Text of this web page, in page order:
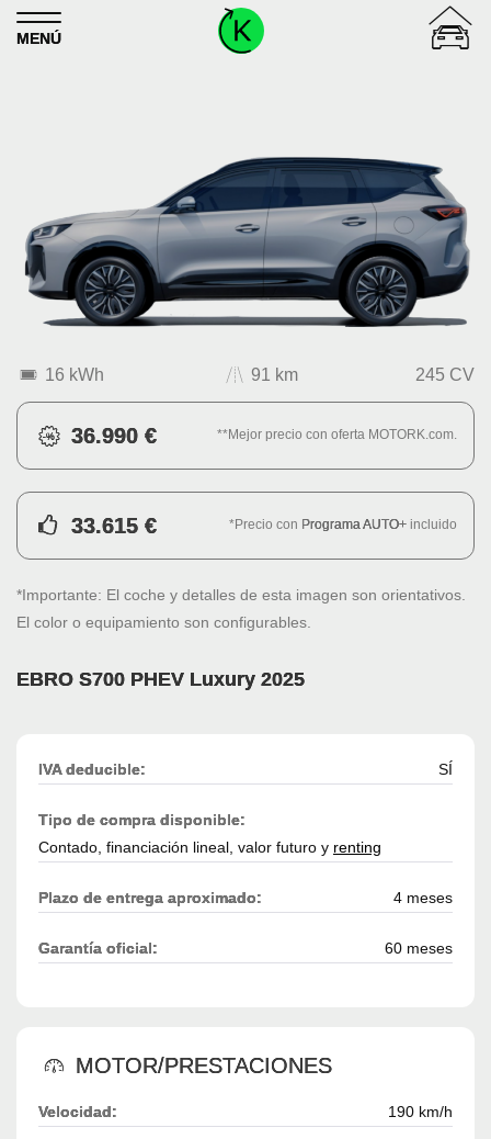
Skip to content
MENÚ
16 kWh 91 km 245 CV
36.990 € **Mejor precio con oferta MOTORK.com.
33.615 € *Precio con Programa AUTO+ incluido
*Importante: El coche y detalles de esta imagen son orientativos.
El color o equipamiento son configurables.
EBRO S700 PHEV Luxury 2025
IVA deducible: SÍ
Tipo de compra disponible:
Contado, financiación lineal, valor futuro y renting
Plazo de entrega aproximado: 4 meses
Garantía oficial: 60 meses
MOTOR/PRESTACIONES
Velocidad: 190 km/h